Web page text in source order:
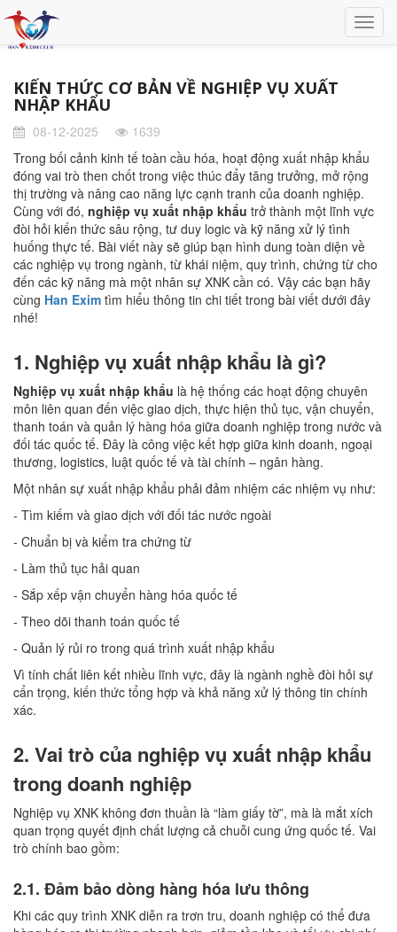
KIẾN THỨC CƠ BẢN VỀ NGHIỆP VỤ XUẤT
NHẬP KHẨU
08-12-2025
1639
Trong bối cảnh kinh tế toàn cầu hóa, hoạt động xuất nhập khẩu
đóng vai trò then chốt trong việc thúc đẩy tăng trưởng, mở rộng
thị trường và nâng cao năng lực cạnh tranh của doanh nghiệp.
Cùng với đó, nghiệp vụ xuất nhập khẩu trở thành một lĩnh vực
đòi hỏi kiến thức sâu rộng, tư duy logic và kỹ năng xử lý tình
huống thực tế. Bài viết này sẽ giúp bạn hình dung toàn diện về
các nghiệp vụ trong ngành, từ khái niệm, quy trình, chứng từ cho
đến các kỹ năng mà một nhân sự XNK cần có. Vậy các bạn hãy
cùng Han Exim tìm hiểu thông tin chi tiết trong bài viết dưới đây
nhé!
1. Nghiệp vụ xuất nhập khẩu là gì?
Nghiệp vụ xuất nhập khẩu là hệ thống các hoạt động chuyên
môn liên quan đến việc giao dịch, thực hiện thủ tục, vận chuyển,
thanh toán và quản lý hàng hóa giữa doanh nghiệp trong nước và
đối tác quốc tế. Đây là công việc kết hợp giữa kinh doanh, ngoại
thương, logistics, luật quốc tế và tài chính – ngân hàng.
Một nhân sự xuất nhập khẩu phải đảm nhiệm các nhiệm vụ như:
- Tìm kiếm và giao dịch với đối tác nước ngoài
- Chuẩn bị và kiểm tra chứng từ
- Làm thủ tục hải quan
- Sắp xếp vận chuyển hàng hóa quốc tế
- Theo dõi thanh toán quốc tế
- Quản lý rủi ro trong quá trình xuất nhập khẩu
Vì tính chất liên kết nhiều lĩnh vực, đây là ngành nghề đòi hỏi sự
cẩn trọng, kiến thức tổng hợp và khả năng xử lý thông tin chính
xác.
2. Vai trò của nghiệp vụ xuất nhập khẩu
trong doanh nghiệp
Nghiệp vụ XNK không đơn thuần là “làm giấy tờ”, mà là mắt xích
quan trọng quyết định chất lượng cả chuỗi cung ứng quốc tế. Vai
trò chính bao gồm:
2.1. Đảm bảo dòng hàng hóa lưu thông
Khi các quy trình XNK diễn ra trơn tru, doanh nghiệp có thể đưa